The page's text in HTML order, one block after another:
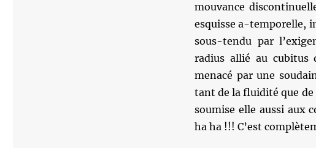
mouvance
esquisse a-temporelle,
sous-tendu par
radius allié au cubitus
menacé par une
tant de la fluidité que de
soumise elle aussi aux
ha ha !!! C’est